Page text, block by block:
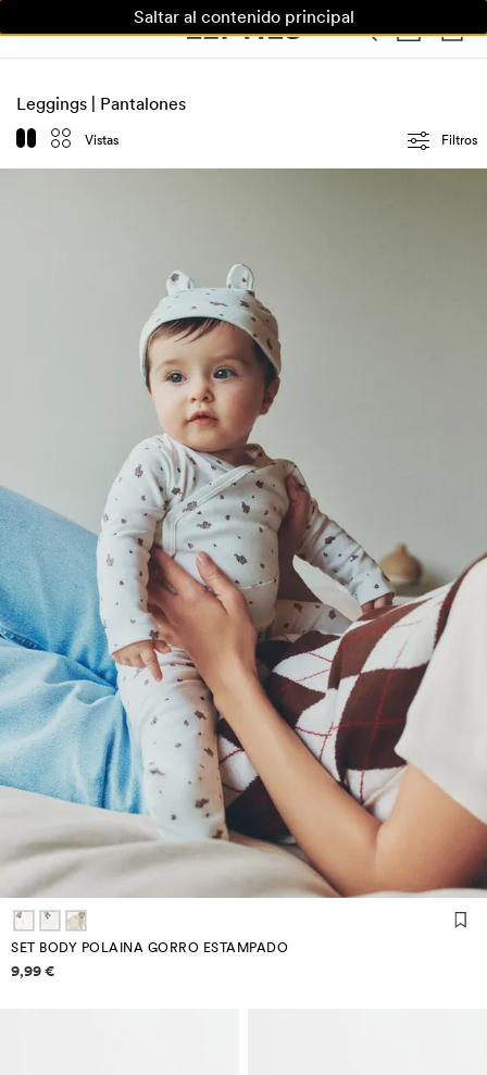
Saltar al contenido principal
Leggings | Pantalones
Vistas Filtros
SET BODY POLAINA GORRO ESTAMPADO
Información de precios
9,99 €